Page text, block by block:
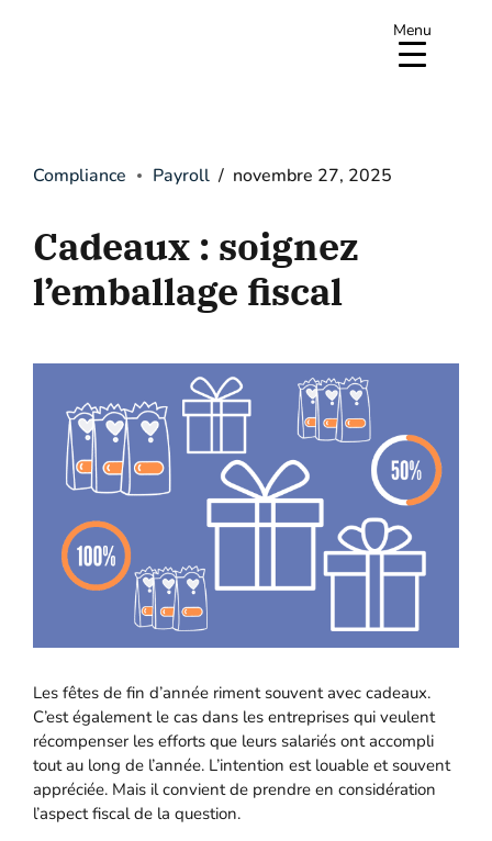
Menu
Compliance Payroll novembre 27, 2025
Cadeaux : soignez
l’emballage fiscal
Les fêtes de fin d’année riment souvent avec cadeaux.
C’est également le cas dans les entreprises qui veulent
récompenser les efforts que leurs salariés ont accompli
tout au long de l’année. L’intention est louable et souvent
appréciée. Mais il convient de prendre en considération
l’aspect fiscal de la question.